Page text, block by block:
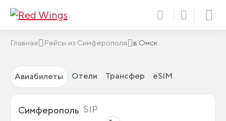
Главная Рейсы из Симферополя в Омск
Авиабилеты Отели Трансфер eSIM
Откуда
Симферополь SIP